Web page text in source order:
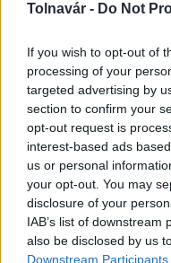
Tolnavár - Do Not
If you wish to opt-out of
processing of your
targeted advertising by
section to confirm your
opt-out request is
interest-based ads
us or personal
your opt-out. You may
disclosure of your
IAB’s list of
also be disclosed by us
Downstream Participants